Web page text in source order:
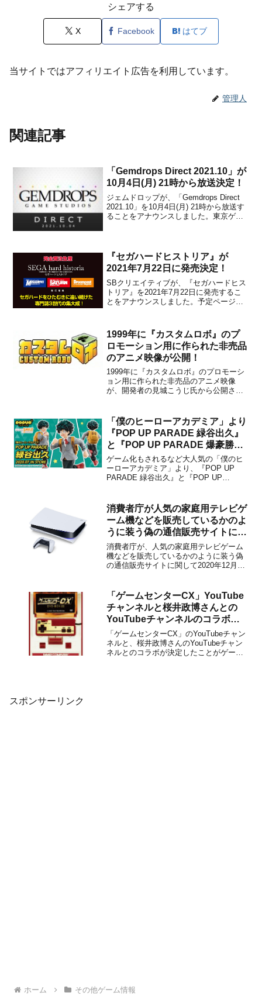
シェアする
X Facebook はてブ
当サイトではアフィリエイト広告を利用しています。
管理人
関連記事
「Gemdrops Direct 2021.10」が
10月4日(月) 21時から放送決定！
ジェムドロップが、「Gemdrops Direct
2021.10」を10月4日(月) 21時から放送す
ることをアナウンスしました。東京ゲー
『セガハードヒストリア』が
2021年7月22日に発売決定！
SBクリエイティブが、『セガハードヒス
トリア』を2021年7月22日に発売するこ
とをアナウンスしました。予定ページ数
「BEEP!メガドライブ」「セガサターン
マガジン」「ドリームキャストマガジ
ン」責任編集...
1999年に『カスタムロボ』のプ
ロモーション用に作られた非売品
のアニメ映像が公開！
1999年に『カスタムロボ』のプロモーシ
ョン用に作られた非売品のアニメ映像
が、開発者の見城こうじ氏から公開され
『カスタムロボ』のプロモーション用に
作られた非売品のアニメです。VHSテー
プからサルベージしま...
「僕のヒーローアカデミア」より
『POP UP PARADE 緑谷出久』
と『POP UP PARADE 爆豪勝
己』が2020年7月に発売決定！
ゲーム化もされるなど大人気の「僕のヒ
ーローアカデミア」より、『POP UP
PARADE 緑谷出久』と『POP UP
から発表されました。販売価格は各3,545
円＋税に設定されています。本日より、
予...
消費者庁が人気の家庭用テレビゲ
ーム機などを販売しているかのよ
うに装う偽の通信販売サイトに関
して注意喚起！
消費者庁が、人気の家庭用テレビゲーム
機などを販売しているかのように装う偽
の通信販売サイトに関して2020年12月10
用テレビゲーム機やゲームソフトを注文
して代金を支払ったものの、商品が届か
ないという相談が各地...
「ゲームセンターCX」YouTube
チャンネルと桜井政博さんとの
YouTubeチャンネルのコラボが
決定！
「ゲームセンターCX」のYouTubeチャン
ネルと、桜井政博さんのYouTubeチャン
ネルとのコラボが決定したことがゲーム
スポンサーリンク
ホーム その他ゲーム情報